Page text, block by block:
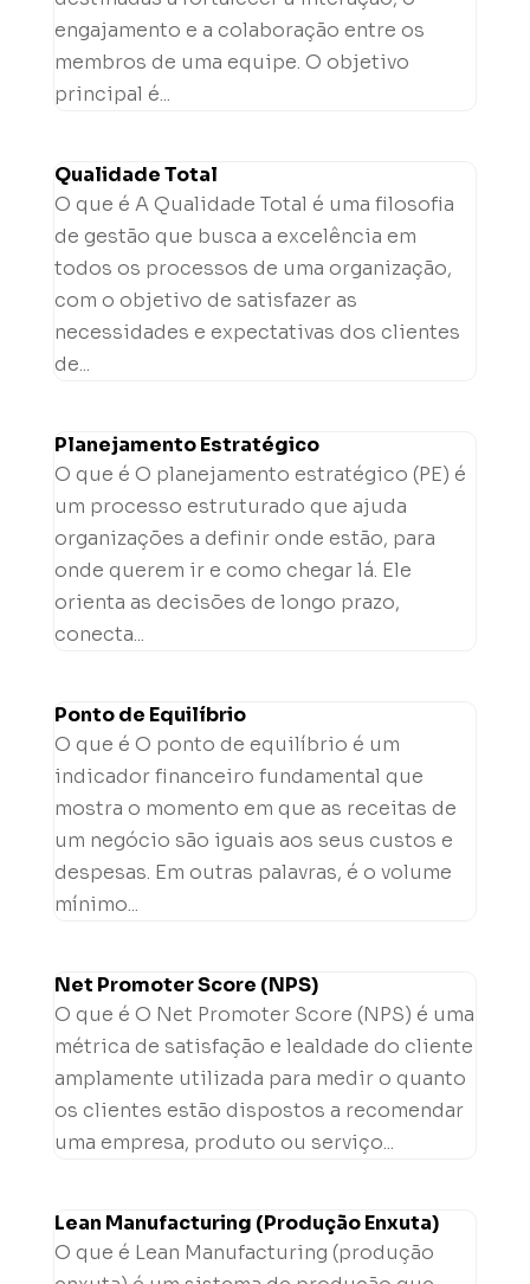
engajamento e a colaboração entre os
membros de uma equipe. O objetivo
principal é...
Qualidade Total
O que é A Qualidade Total é uma filosofia
de gestão que busca a excelência em
todos os processos de uma organização,
com o objetivo de satisfazer as
necessidades e expectativas dos clientes
de...
Planejamento Estratégico
O que é O planejamento estratégico (PE) é
um processo estruturado que ajuda
organizações a definir onde estão, para
onde querem ir e como chegar lá. Ele
orienta as decisões de longo prazo,
conecta...
Ponto de Equilíbrio
O que é O ponto de equilíbrio é um
indicador financeiro fundamental que
mostra o momento em que as receitas de
um negócio são iguais aos seus custos e
despesas. Em outras palavras, é o volume
mínimo...
Net Promoter Score (NPS)
O que é O Net Promoter Score (NPS) é uma
métrica de satisfação e lealdade do cliente
amplamente utilizada para medir o quanto
os clientes estão dispostos a recomendar
uma empresa, produto ou serviço...
Lean Manufacturing (Produção Enxuta)
O que é Lean Manufacturing (produção